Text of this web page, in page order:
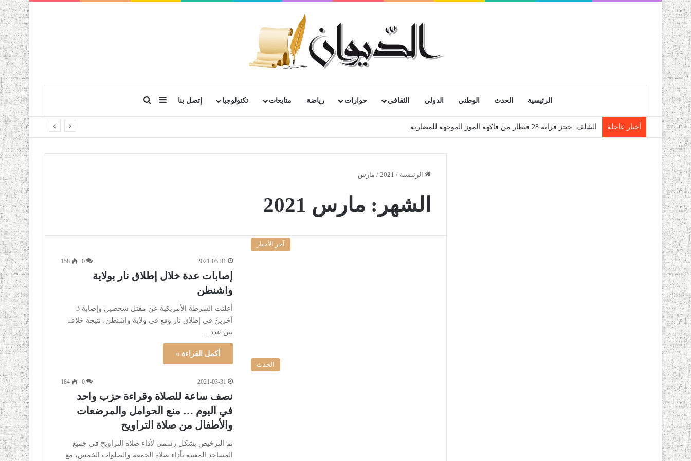
الرئيسية الحدث الوطني الدولي الثقافي حوارات رياضة متابعات تكنولوجيا إتصل بنا إضافة عمود جانبي
أخبار عاجلة الشلف: حجز قرابة 28 قنطار من فاكهة الموز الموجهة للمضاربة
الرئيسية /
2021
/ مارس
الشهر: مارس 2021
آخر الأخبار
2021-03-31
0
158
إصابات عدة خلال إطلاق نار بولاية
واشنطن
أعلنت الشرطة الأمريكية عن مقتل شخصين وإصابة 3
آخرين في إطلاق نار وقع في ولاية واشنطن، نتيجة خلاف
بين عدد…
أكمل القراءة »
الحدث
2021-03-31
0
184
نصف ساعة للصلاة وقراءة حزب واحد
في اليوم … منع الحوامل والمرضعات
والأطفال من صلاة التراويح
تم الترخيص بشكل رسمي لأداء صلاة التراويح في جميع
المساجد المعنية بأداء صلاة الجمعة والصلوات الخمس، مع